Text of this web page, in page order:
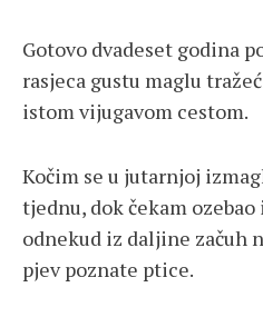
Gotovo dvadeset godina
rasjeca gustu maglu
istom vijugavom cestom.
Kočim se u jutarnjoj
tjednu, dok čekam
odnekud iz daljine začuh
pjev poznate ptice.